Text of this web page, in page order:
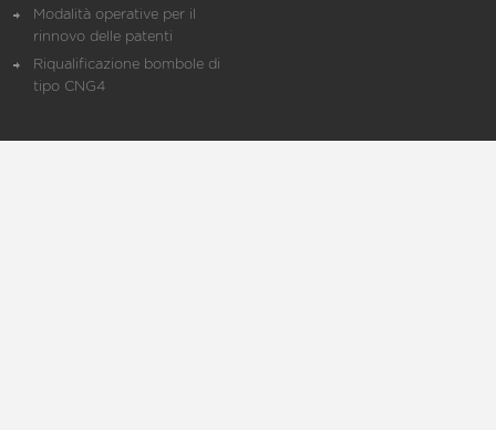
Modalità operative per il
rinnovo delle patenti
Riqualificazione bombole di
tipo CNG4